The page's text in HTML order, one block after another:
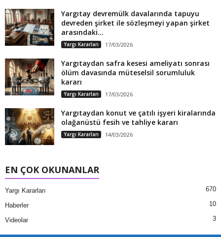
Yargıtay devremülk davalarında tapuyu
devreden şirket ile sözleşmeyi yapan şirket
arasındaki...
Yargı Kararları 17/03/2026
Yargıtaydan safra kesesi ameliyatı sonrası
ölüm davasında müteselsil sorumluluk
kararı
Yargı Kararları 17/03/2026
Yargıtaydan konut ve çatılı işyeri kiralarında
olağanüstü fesih ve tahliye kararı
Yargı Kararları 14/03/2026
EN ÇOK OKUNANLAR
Yargı Kararları 670
Haberler 10
Videolar 3